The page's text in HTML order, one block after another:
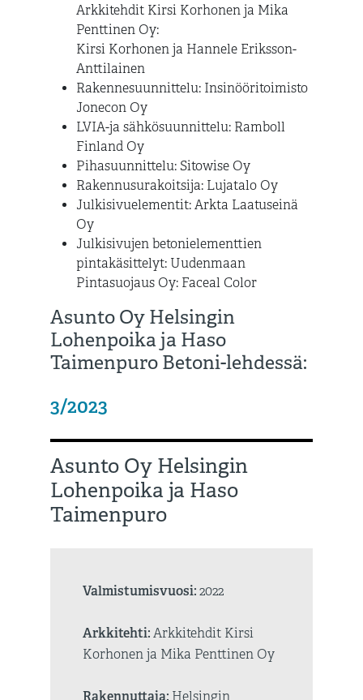
Arkkitehdit Kirsi Korhonen ja Mika
Penttinen Oy:
Kirsi Korhonen ja Hannele Eriksson-
Anttilainen
Rakennesuunnittelu: Insinööritoimisto
Jonecon Oy
LVIA-ja sähkösuunnittelu: Ramboll
Finland Oy
Pihasuunnittelu: Sitowise Oy
Rakennusurakoitsija: Lujatalo Oy
Julkisivuelementit: Arkta Laatuseinä
Oy
Julkisivujen betonielementtien
pintakäsittelyt: Uudenmaan
Pintasuojaus Oy: Faceal Color
Asunto Oy Helsingin
Lohenpoika ja Haso
Taimenpuro Betoni-lehdessä:
3/2023
Asunto Oy Helsingin
Lohenpoika ja Haso
Taimenpuro
Valmistumisvuosi: 2022
Arkkitehti: Arkkitehdit Kirsi
Korhonen ja Mika Penttinen Oy
Rakennuttaja: Helsingin